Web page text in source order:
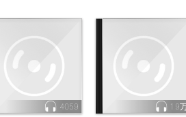
4059 1.9